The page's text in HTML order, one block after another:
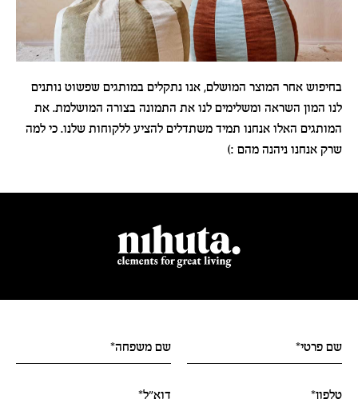
בחיפוש אחר המוצר המושלם, אנו נתקלים במותגים שפשוט נותנים
לנו המון השראה ומשלימים לנו את התמונה בצורה המושלמת. את
המותגים האלו אנחנו תמיד משתדלים להציע ללקוחות שלנו. כי למה
שרק אנחנו ניהנה מהם :)